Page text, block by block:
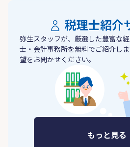
税理士紹介
弥生スタッフが、厳選した豊富な
士・会計事務所を無料でご紹介し
望をお聞かせください。
もっと見る